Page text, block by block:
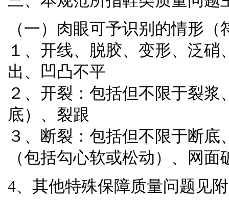
（一）肉眼可予识别的情形
１、开线、脱胶、变形、泛
出、凹凸不平
２、开裂：包括但不限于裂
底）、裂跟
３、断裂：包括但不限于断
（包括勾心软或松动）、网面
4、其他特殊保障质量问题见